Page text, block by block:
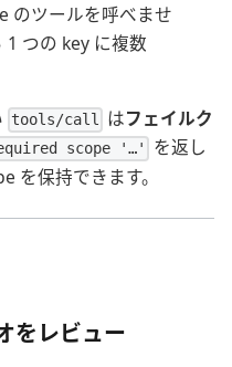
のツールを呼べませ
1 つの key に複数
tools/call はフェイルク
scope '…'
を返し
を保持できます。
をレビュー